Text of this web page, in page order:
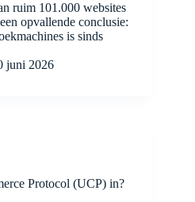
ruim 101.000 websites
opvallende conclusie:
is sinds
juni 2026
Protocol (UCP) in?